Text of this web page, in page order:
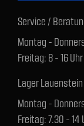
Service /
Montag -
Freitag: 8 - 16 Uhr
Lager
Montag -
Freitag: 7.30 - 14